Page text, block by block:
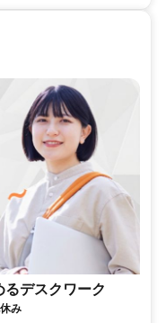
るデスクワーク
み